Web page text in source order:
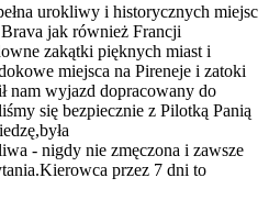
urokliwy i historycznych miejsc
jak również Francji
zakątki pięknych miast i
miejsca na Pireneje i zatoki
nam wyjazd dopracowany do
się bezpiecznie z Pilotką Panią
- nigdy nie zmęczona i zawsze
przez 7 dni to